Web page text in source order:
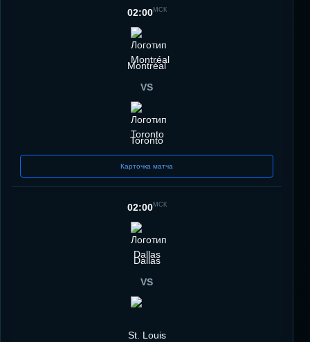
02:00МСК
Montréal
VS
Toronto
Карточка матча
02:00МСК
Dallas
VS
St. Louis